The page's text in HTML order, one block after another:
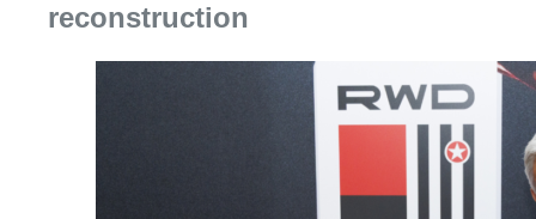
Consulter l'article "Le RWDM récolte déjà
La grève chez Bpost a eu un